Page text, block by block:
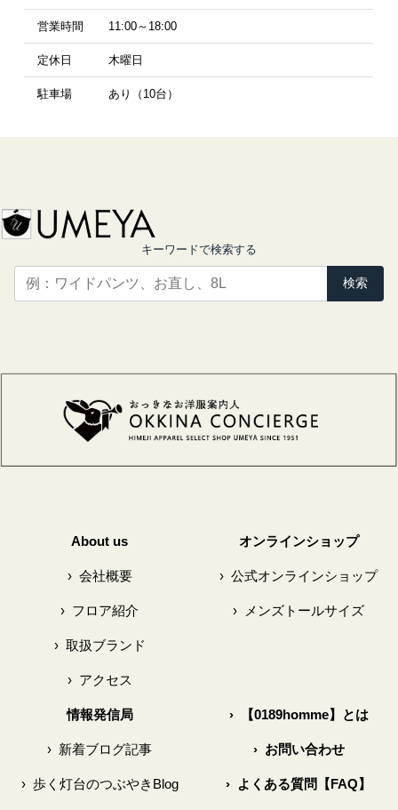
営業時間 11:00～18:00
定休日 木曜日
駐車場 あり（10台）
キーワードで検索する
検索
About us
›会社概要
› フロア紹介
›取扱ブランド
›アクセス
オンラインショップ
› 公式オンラインショップ
› メンズトールサイズ
情報発信局
› 新着ブログ記事
›歩く灯台のつぶやきBlog
›【0189homme】とは
›お問い合わせ
› よくある質問【FAQ】